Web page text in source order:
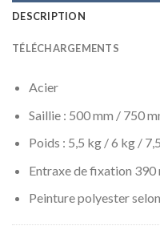
DESCRIPTION
TÉLÉCHARGEMENTS
Acier
Saillie : 500 mm / 750
Poids : 5,5 kg / 6 kg /
Entraxe de fixation 390
Peinture polyester